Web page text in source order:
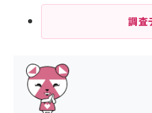
調査